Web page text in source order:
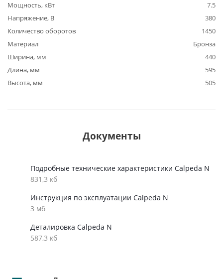
Мощность, кВт
7.5
Напряжение, В
380
Количество оборотов
1450
Материал
Бронза
Ширина, мм
440
Длина, мм
595
Высота, мм
505
Документы
Подробные технические характеристики Calpeda N
831,3 кб
Инструкция по эксплуатации Calpeda N
3 мб
Деталировка Calpeda N
587,3 кб